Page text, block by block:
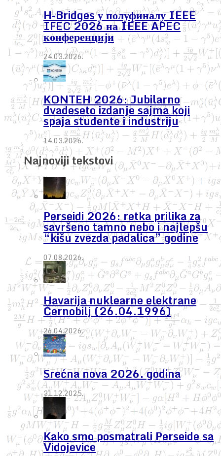
H-Bridges у полуфиналу IEEE
IFEC 2026 на IEEE APEC
конференцији
24.03.2026.
KONTEH 2026: Jubilarno
dvadeseto izdanje sajma koji
spaja studente i industriju
14.03.2026.
Najnoviji tekstovi
Perseidi 2026: retka prilika za
savršeno tamno nebo i najlepšu
“kišu zvezda padalica” godine
07.08.2026.
Havarija nuklearne elektrane
Černobilj (26.04.1996)
26.04.2026.
Srećna nova 2026. godina
31.12.2025.
Kako smo posmatrali Perseide sa
Vidojevice